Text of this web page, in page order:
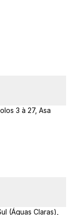
3 à 27, Asa
(Águas Claras),